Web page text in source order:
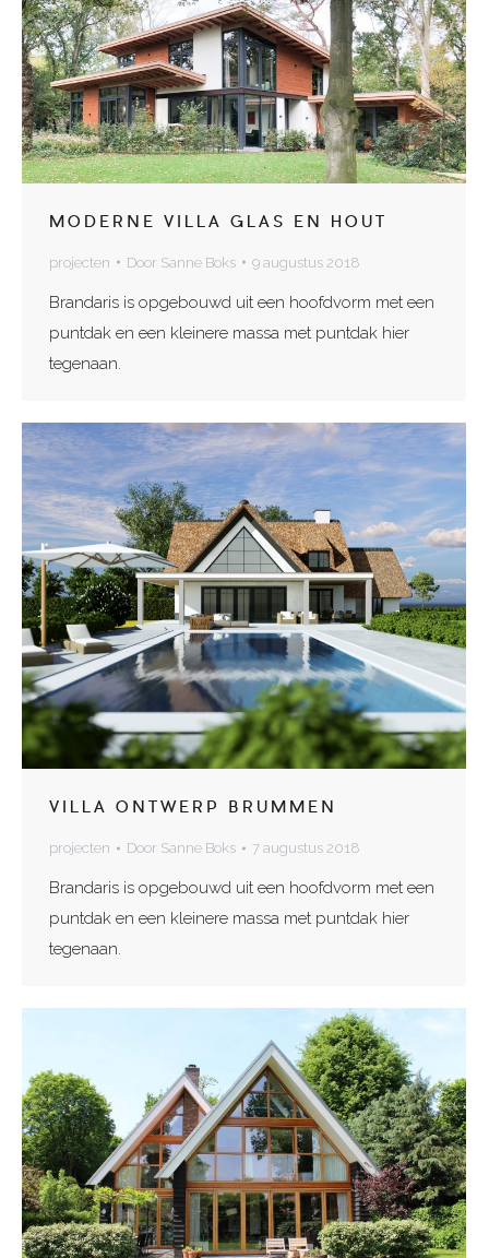
MODERNE VILLA GLAS EN HOUT
projecten Door Sanne Boks 9 augustus 2018
Brandaris is opgebouwd uit een hoofdvorm met een
puntdak en een kleinere massa met puntdak hier
tegenaan.
VILLA ONTWERP BRUMMEN
projecten Door Sanne Boks 7 augustus 2018
Brandaris is opgebouwd uit een hoofdvorm met een
puntdak en een kleinere massa met puntdak hier
tegenaan.